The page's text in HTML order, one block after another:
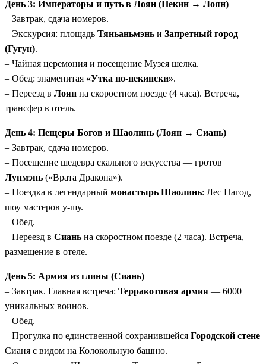
День 3: Императоры и путь в Лоян (Пекин → Лоян)
– Завтрак, сдача номеров.
– Экскурсия: площадь Тяньаньмэнь и Запретный город
(Гугун).
– Чайная церемония и посещение Музея шелка.
– Обед: знаменитая «Утка по-пекински».
– Переезд в Лоян на скоростном поезде (4 часа). Встреча,
трансфер в отель.
День 4: Пещеры Богов и Шаолинь (Лоян → Сиань)
– Завтрак, сдача номеров.
– Посещение шедевра скального искусства — гротов
Лунмэнь («Врата Дракона»).
– Поездка в легендарный монастырь Шаолинь: Лес Пагод,
шоу мастеров у-шу.
– Обед.
– Переезд в Сиань на скоростном поезде (2 часа). Встреча,
размещение в отеле.
День 5: Армия из глины (Сиань)
– Завтрак. Главная встреча: Терракотовая армия — 6000
уникальных воинов.
– Обед.
– Прогулка по единственной сохранившейся Городской стене
Сианя с видом на Колокольную башню.